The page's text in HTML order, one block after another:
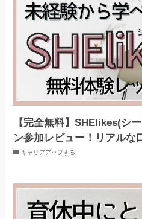
【完全無料】SHElikes(シ
ン参加レビュー！リアルな
キャリアアップする